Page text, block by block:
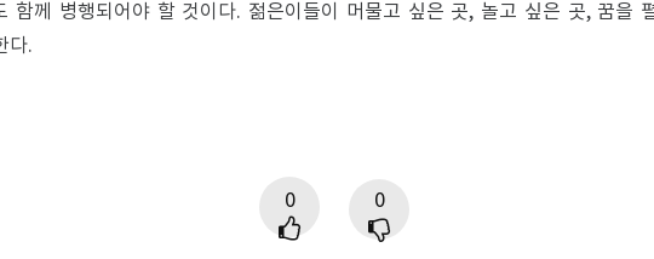
함께 병행되어야 할 것이다. 젊은이들이 머물고 싶은 곳, 놀고 싶은 곳, 꿈을
다.
0 0